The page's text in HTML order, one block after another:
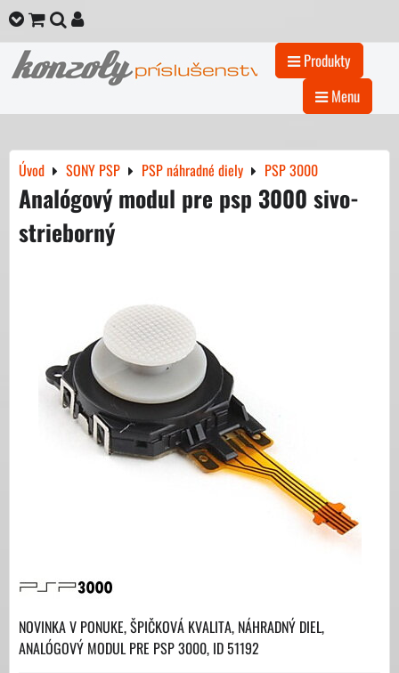
Produkty
Menu
Úvod SONY PSP PSP náhradné diely PSP 3000
Analógový modul pre psp 3000 sivo-
strieborný
NOVINKA V PONUKE, ŠPIČKOVÁ KVALITA, NÁHRADNÝ DIEL,
ANALÓGOVÝ MODUL PRE PSP 3000, ID 51192